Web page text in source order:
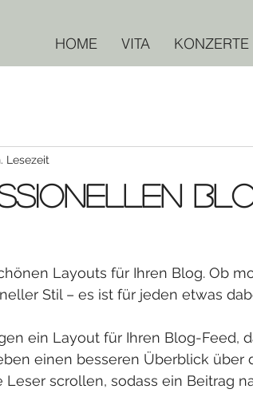
HOME VITA KONZERTE
Lesezeit
Layouts für Ihren Blog. Ob
Stil – es ist für jeden etwas
ein Layout für Ihren Blog-Feed,
einen besseren Überblick über
Leser scrollen, sodass ein Beitrag